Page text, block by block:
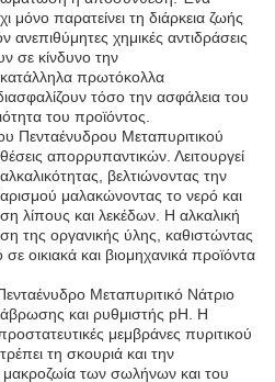
μόνο παρατείνει τη διάρκεια ζωής
ανεπιθύμητες χημικές αντιδράσεις
σε κίνδυνο την
πρωτόκολλα
τόσο την ασφάλεια του
του προϊόντος.
Πενταένυδρου Μεταπυριτικού
απορρυπαντικών. Λειτουργεί
βελτιώνοντας την
μαλακώνοντας το νερό και
λίπους και λεκέδων. Η αλκαλική
της οργανικής ύλης, καθιστώντας
οικιακά και βιομηχανικά προϊόντα
Μεταπυριτικό Νάτριο
και ρυθμιστής pH. Η
μεμβράνες πυριτικού
τη σκουριά και την
των σωλήνων και του